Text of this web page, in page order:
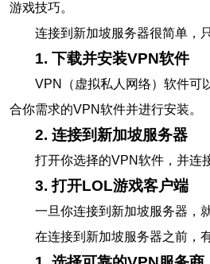
游戏技巧。
连接到新加坡服务器很简单，
1. 下载并安装VPN软件
VPN（虚拟私人网络）软件可
合你需求的VPN软件并进行安装。
2. 连接到新加坡服务器
打开你选择的VPN软件，并连
3. 打开LOL游戏客户端
一旦你连接到新加坡服务器，
在连接到新加坡服务器之前，